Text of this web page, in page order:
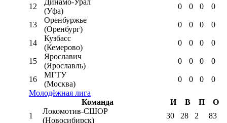
12
Динамо-Урал
(Уфа)
0 0 0 0
13
Оренбуржье
(Оренбург)
0 0 0 0
14
Кузбасс
(Кемерово)
0 0 0 0
15
Ярославич
(Ярославль)
0 0 0 0
16
МГТУ
(Москва)
0 0 0
0
Молодёжная лига
Команда
И В П
О
1
Локомотив-CШОР
(Новосибирск)
30 28 2 83